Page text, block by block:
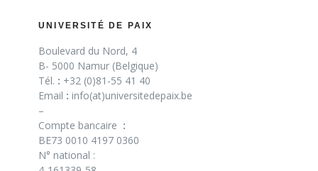
UNIVERSITÉ DE PAIX
Boulevard du Nord, 4
B- 5000 Namur (Belgique)
Tél. : +32 (0)81-55 41 40
Email : info(at)universitedepaix.be
–
Compte bancaire :
BE73 0010 4197 0360
N° national :